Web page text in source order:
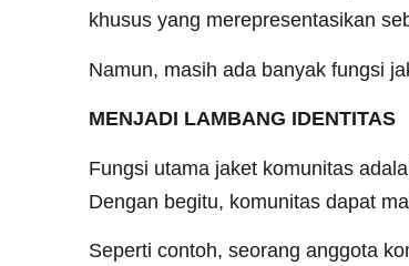
khusus yang merepresentasikan
Namun, masih ada banyak fungsi
MENJADI LAMBANG IDENTITAS
Fungsi utama jaket komunitas
Dengan begitu, komunitas dapat
Seperti contoh, seorang anggota